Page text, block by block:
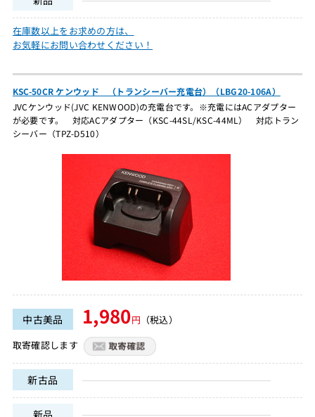
在庫数以上をお求めの方は、
お気軽にお問い合わせください！
KSC-50CR ケンウッド （トランシーバー充電台）（LBG20-106A）
JVCケンウッド(JVC KENWOOD)の充電台です。※充電にはACアダプター
が必要です。 対応ACアダプター（KSC-44SL/KSC-44ML） 対応トラン
シーバー（TPZ-D510）
中古美品 1,980円 （税込）
取寄確認します
新古品